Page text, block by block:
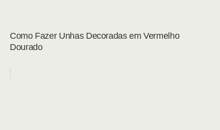
Como Fazer Unhas Decoradas em Vermelho
Dourado